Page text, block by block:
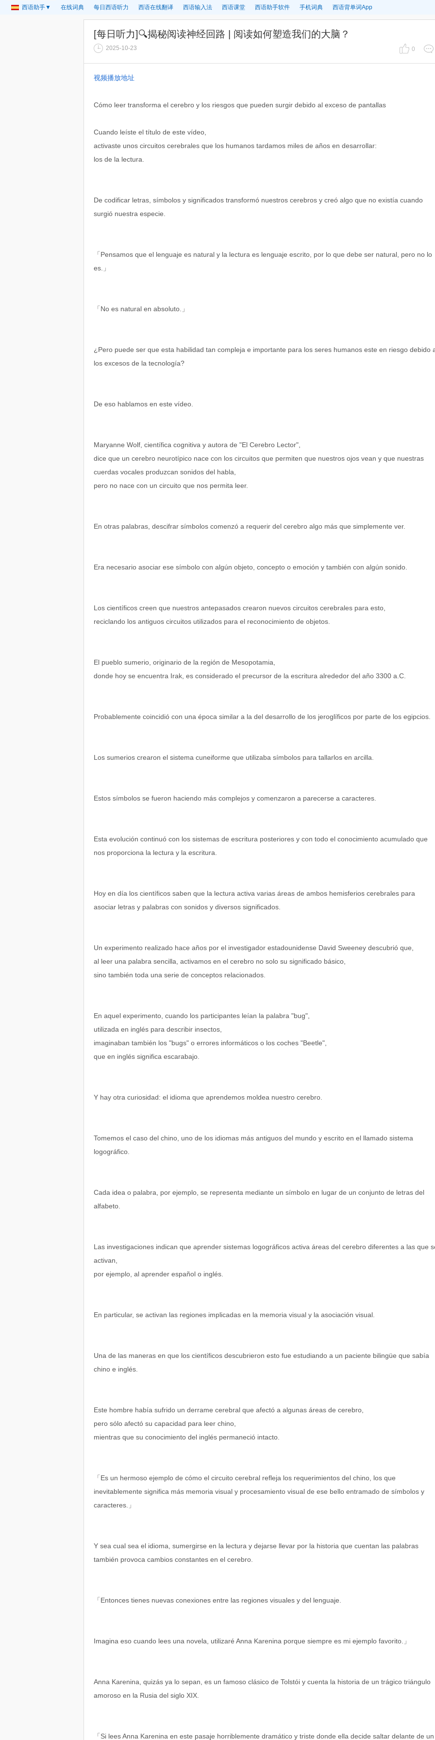
西语助手▼ 在线词典 每日西语听力 西语在线翻译 西语输入法 西语课堂 西语助手软件 手机词典 西语背单词App
[每日听力]🔍揭秘阅读神经回路 | 阅读如何塑造我们的大脑？
2025-10-23 0
视频播放地址
Cómo leer transforma el cerebro y los riesgos que pueden surgir debido al exceso de pantallas
Cuando leíste el título de este vídeo,
activaste unos circuitos cerebrales que los humanos tardamos miles de años en desarrollar:
los de la lectura.
De codificar letras, símbolos y significados transformó nuestros cerebros y creó algo que no existía cuando
surgió nuestra especie.
「Pensamos que el lenguaje es natural y la lectura es lenguaje escrito, por lo que debe ser natural, pero no lo
es.」
「No es natural en absoluto.」
¿Pero puede ser que esta habilidad tan compleja e importante para los seres humanos este en riesgo debido
los excesos de la tecnología?
De eso hablamos en este vídeo.
Maryanne Wolf, científica cognitiva y autora de "El Cerebro Lector",
dice que un cerebro neurotípico nace con los circuitos que permiten que nuestros ojos vean y que nuestras
cuerdas vocales produzcan sonidos del habla,
pero no nace con un circuito que nos permita leer.
En otras palabras, descifrar símbolos comenzó a requerir del cerebro algo más que simplemente ver.
Era necesario asociar ese símbolo con algún objeto, concepto o emoción y también con algún sonido.
Los científicos creen que nuestros antepasados crearon nuevos circuitos cerebrales para esto,
reciclando los antiguos circuitos utilizados para el reconocimiento de objetos.
El pueblo sumerio, originario de la región de Mesopotamia,
donde hoy se encuentra Irak, es considerado el precursor de la escritura alrededor del año 3300 a.C.
Probablemente coincidió con una época similar a la del desarrollo de los jeroglíficos por parte de los egipcios.
Los sumerios crearon el sistema cuneiforme que utilizaba símbolos para tallarlos en arcilla.
Estos símbolos se fueron haciendo más complejos y comenzaron a parecerse a caracteres.
Esta evolución continuó con los sistemas de escritura posteriores y con todo el conocimiento acumulado que
nos proporciona la lectura y la escritura.
Hoy en día los científicos saben que la lectura activa varias áreas de ambos hemisferios cerebrales para
asociar letras y palabras con sonidos y diversos significados.
Un experimento realizado hace años por el investigador estadounidense David Sweeney descubrió que,
al leer una palabra sencilla, activamos en el cerebro no solo su significado básico,
sino también toda una serie de conceptos relacionados.
En aquel experimento, cuando los participantes leían la palabra "bug",
utilizada en inglés para describir insectos,
imaginaban también los "bugs" o errores informáticos o los coches "Beetle",
que en inglés significa escarabajo.
Y hay otra curiosidad: el idioma que aprendemos moldea nuestro cerebro.
Tomemos el caso del chino, uno de los idiomas más antiguos del mundo y escrito en el llamado sistema
logográfico.
Cada idea o palabra, por ejemplo, se representa mediante un símbolo en lugar de un conjunto de letras del
alfabeto.
Las investigaciones indican que aprender sistemas logográficos activa áreas del cerebro diferentes a las que
activan,
por ejemplo, al aprender español o inglés.
En particular, se activan las regiones implicadas en la memoria visual y la asociación visual.
Una de las maneras en que los científicos descubrieron esto fue estudiando a un paciente bilingüe que sabía
chino e inglés.
Este hombre había sufrido un derrame cerebral que afectó a algunas áreas de cerebro,
pero sólo afectó su capacidad para leer chino,
mientras que su conocimiento del inglés permaneció intacto.
「Es un hermoso ejemplo de cómo el circuito cerebral refleja los requerimientos del chino, los que
inevitablemente significa más memoria visual y procesamiento visual de ese bello entramado de símbolos y
caracteres.」
Y sea cual sea el idioma, sumergirse en la lectura y dejarse llevar por la historia que cuentan las palabras
también provoca cambios constantes en el cerebro.
「Entonces tienes nuevas conexiones entre las regiones visuales y del lenguaje.
Imagina eso cuando lees una novela, utilizaré Anna Karenina porque siempre es mi ejemplo favorito.」
Anna Karenina, quizás ya lo sepan, es un famoso clásico de Tolstói y cuenta la historia de un trágico triángulo
amoroso en la Rusia del siglo XIX.
「Si lees Anna Karenina en este pasaje horriblemente dramático y triste donde ella decide saltar delante de un